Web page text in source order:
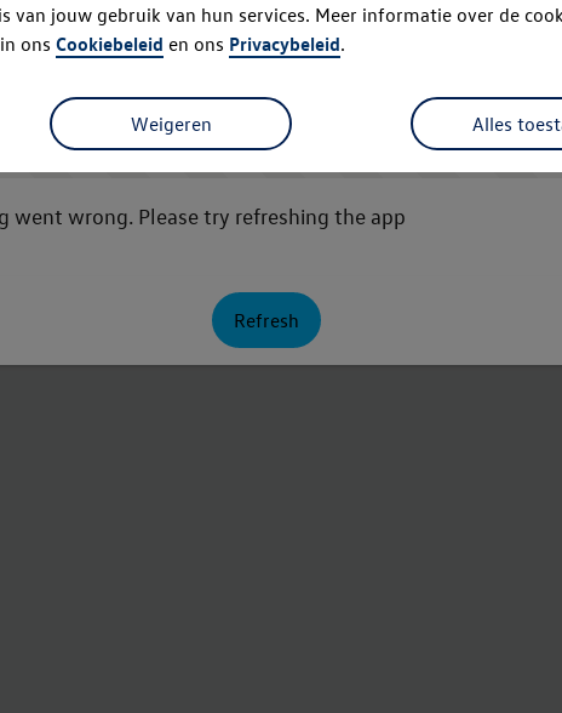
van jouw gebruik van hun services. Meer informatie over de
ons Cookiebeleid en ons Privacybeleid.
Alles
Weigeren Oops!
went wrong. Please try refreshing the app
Refresh